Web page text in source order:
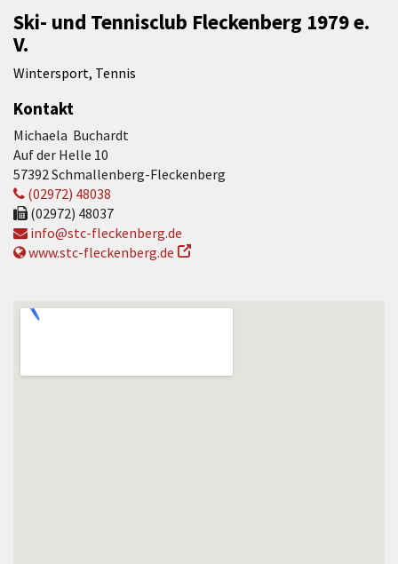
Ski- und Tennisclub Fleckenberg 1979 e.
V.
Wintersport, Tennis
Kontakt
Michaela Buchardt
Auf der Helle 10
57392 Schmallenberg-Fleckenberg
(02972) 48038
(02972) 48037
info@stc-fleckenberg.de
www.stc-fleckenberg.de